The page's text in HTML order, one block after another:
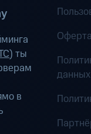
) ты
в
данных